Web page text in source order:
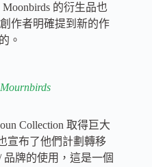
的衍生品也
作者明確提到新的作
。
Mournbirds
Collection 取得巨大
宣布了他們計劃轉移
牌的使用，這是一個